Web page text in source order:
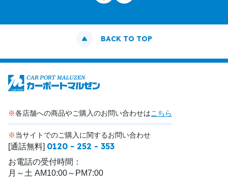
BACK TO TOP
※各店舗への商品やご購入のお問い合わせはこちら
※当サイトでのご購入に関するお問い合わせ
[通話無料] 0120 - 252 - 353
お電話の受付時間：
月～土 AM10:00～PM7:00